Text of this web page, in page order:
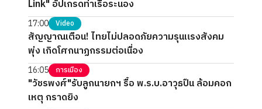
Link" อัปเกรดท่าเรือระนอง
17:00 Video
สัญญาณเตือน! ไทยไม่ปลอดภัยความรุนแรงสังคม
พุ่ง เกิดโศกนาฏกรรมต่อเนื่อง
16:05 การเมือง
"วัชรพงศ์"รับลูกนายกฯ รื้อ พ.ร.บ.อาวุธปืน ล้อมคอก
เหตุ กราดยิง